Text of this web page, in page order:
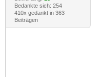
Bedankte sich: 254
410x gedankt in 363
Beiträgen